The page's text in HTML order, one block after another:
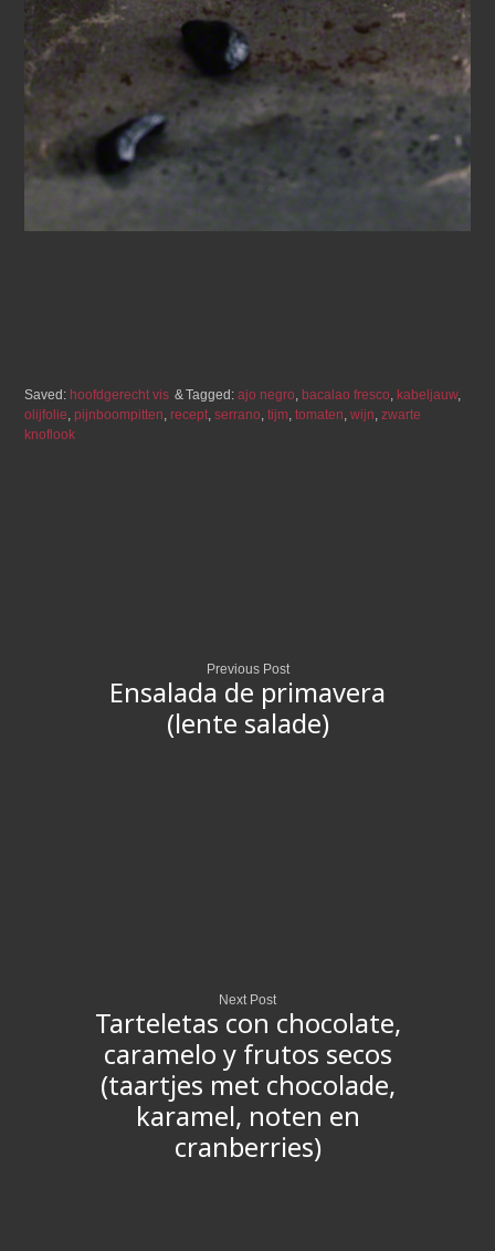
Saved: hoofdgerecht vis Tagged:ajo negro ,bacalao fresco ,kabeljauw,
olijfolie ,pijnboompitten ,recept ,serrano ,tijm ,tomaten ,wijn ,zwarte
knoflook
Previous Post
Ensalada de primavera
(lente salade)
Next Post
Tarteletas con chocolate,
caramelo y frutos secos
(taartjes met chocolade,
karamel, noten en
cranberries)